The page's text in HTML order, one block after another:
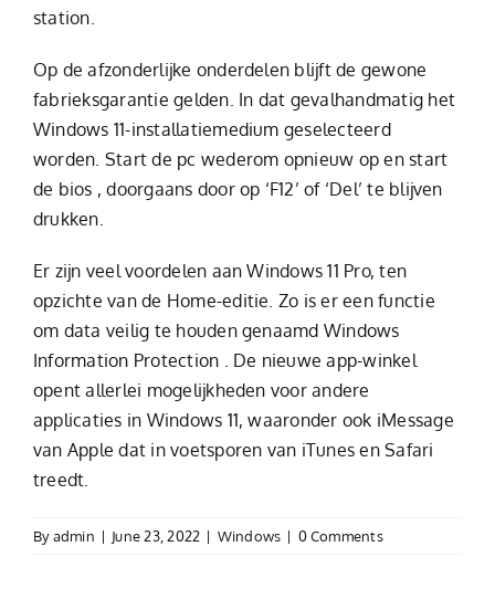
station.
Op de afzonderlijke onderdelen blijft de gewone
fabrieksgarantie gelden. In dat gevalhandmatig het
Windows 11-installatiemedium geselecteerd
worden. Start de pc wederom opnieuw op en start
de bios , doorgaans door op ‘F12’ of ‘Del’ te blijven
drukken.
Er zijn veel voordelen aan Windows 11 Pro, ten
opzichte van de Home-editie. Zo is er een functie
om data veilig te houden genaamd Windows
Information Protection . De nieuwe app-winkel
opent allerlei mogelijkheden voor andere
applicaties in Windows 11, waaronder ook iMessage
van Apple dat in voetsporen van iTunes en Safari
treedt.
Byadmin | June 23, 2022 | Windows | 0 Comments